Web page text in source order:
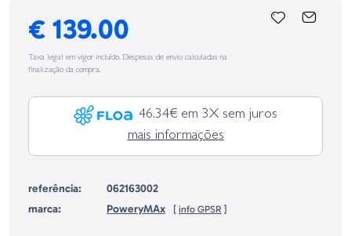
€ 139.00
Taxa legal em vigor incluído. Despesas de envio calculadas na
finalização da compra.
46.34€ em 3X sem juros
mais informações
referência:
062163002
marca:
PoweryMAx [ info GPSR ]